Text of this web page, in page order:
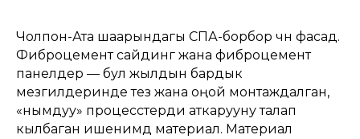
Чолпон-Ата шаарындагы СПА-борбор үчүн фасад.
Фиброцемент сайдинг жана фиброцемент
панелдер — бул жылдын бардык
мезгилдеринде тез жана оңой монтаждалган,
«нымдуу» процесстерди аткарууну талап
кылбаган ишенимдүү материал. Материал